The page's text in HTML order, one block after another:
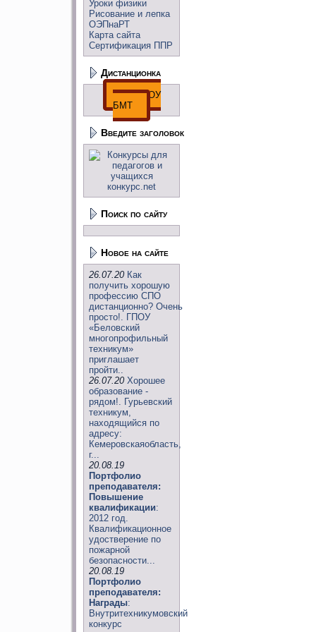
Уроки физики
Рисование и лепка
ОЭПнаРТ
Карта сайта
Сертификация ППР
Дистанционка
ДО ГПОУ
БМТ
Введите заголовок
Поиск по сайту
Новое на сайте
26.07.20 Как
получить хорошую
профессию СПО
дистанционно? Очень
просто!. ГПОУ
«Беловский
многопрофильный
техникум»
приглашает
пройти..
26.07.20 Хорошее
образование -
рядом!. Гурьевский
техникум,
находящийся по
адресу:
Кемеровскаяобласть,
г...
20.08.19
Портфолио
преподавателя:
Повышение
квалификации:
2012 год.
Квалификационное
удостверение по
пожарной
безопасности...
20.08.19
Портфолио
преподавателя:
Награды:
Внутритехникумовский
конкурс